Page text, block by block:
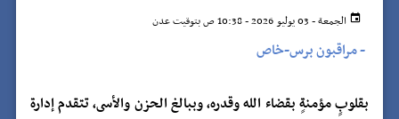
الجمعة - 03 يوليو 2026 - 10:38 ص بتوقيت عدن
-مراقبون برس-خاص
بقلوبٍ مؤمنةٍ بقضاء الله وقدره، وببالغ الحزن والأسى، تتقدم إدارة